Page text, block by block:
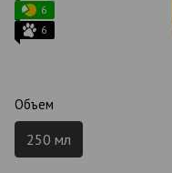
6
6
Объем
250 мл